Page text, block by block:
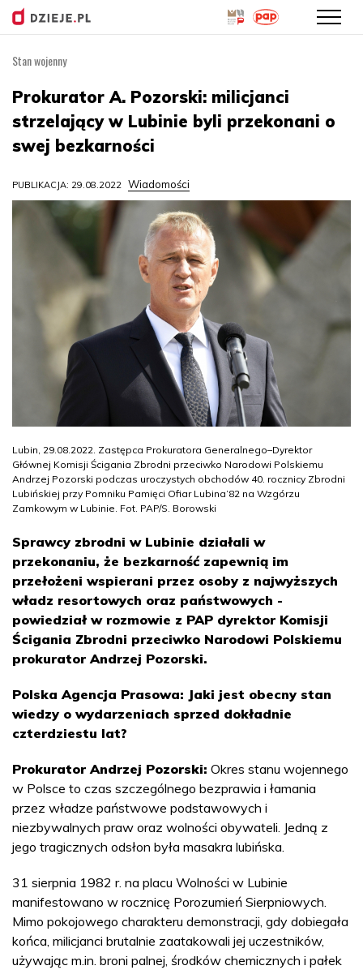
treści
Stan wojenny
Prokurator A. Pozorski: milicjanci
strzelający w Lubinie byli przekonani o
swej bezkarności
PUBLIKACJA: 29.08.2022 Wiadomości
Lubin, 29.08.2022. Zastępca Prokuratora Generalnego–Dyrektor
Głównej Komisji Ścigania Zbrodni przeciwko Narodowi Polskiemu
Andrzej Pozorski podczas uroczystych obchodów 40. rocznicy Zbrodni
Lubińskiej przy Pomniku Pamięci Ofiar Lubina’82 na Wzgórzu
Zamkowym w Lubinie. Fot. PAP/S. Borowski
Sprawcy zbrodni w Lubinie działali w
przekonaniu, że bezkarność zapewnią im
przełożeni wspierani przez osoby z najwyższych
władz resortowych oraz państwowych -
powiedział w rozmowie z PAP dyrektor Komisji
Ścigania Zbrodni przeciwko Narodowi Polskiemu
prokurator Andrzej Pozorski.
Polska Agencja Prasowa: Jaki jest obecny stan
wiedzy o wydarzeniach sprzed dokładnie
czterdziestu lat?
Prokurator Andrzej Pozorski: Okres stanu wojennego
w Polsce to czas szczególnego bezprawia i łamania
przez władze państwowe podstawowych i
niezbywalnych praw oraz wolności obywateli. Jedną z
jego tragicznych odsłon była masakra lubińska.
31 sierpnia 1982 r. na placu Wolności w Lubinie
manifestowano w rocznicę Porozumień Sierpniowych.
Mimo pokojowego charakteru demonstracji, gdy dobiegała
końca, milicjanci brutalnie zaatakowali jej uczestników,
używając m.in. broni palnej, środków chemicznych i pałek